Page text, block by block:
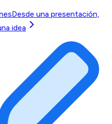
Desde una presentación,
idea